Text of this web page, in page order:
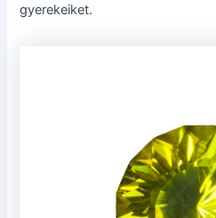
gyerekeiket.